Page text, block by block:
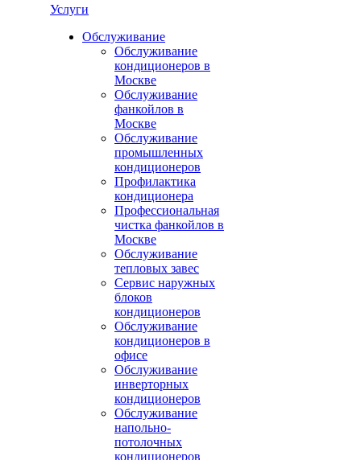
Услуги
Обслуживание
Обслуживание
кондиционеров в
Москве
Обслуживание
фанкойлов в
Москве
Обслуживание
промышленных
кондиционеров
Профилактика
кондиционера
Профессиональная
чистка фанкойлов в
Москве
Обслуживание
тепловых завес
Сервис наружных
блоков
кондиционеров
Обслуживание
кондиционеров в
офисе
Обслуживание
инверторных
кондиционеров
Обслуживание
напольно-
потолочных
кондиционеров